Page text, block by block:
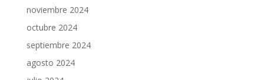
noviembre 2024
octubre 2024
septiembre 2024
agosto 2024